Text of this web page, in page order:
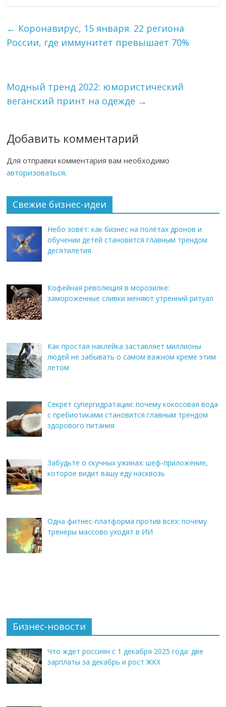
← Коронавирус, 15 января. 22 региона
России, где иммунитет превышает 70%
Модный тренд 2022: юмористический
веганский принт на одежде →
Добавить комментарий
Для отправки комментария вам необходимо
авторизоваться.
Свежие бизнес-идеи
Небо зовёт: как бизнес на полётах дронов и
обучении детей становится главным трендом
десятилетия
Кофейная революция в морозилке:
замороженные сливки меняют утренний ритуал
Как простая наклейка заставляет миллионы
людей не забывать о самом важном креме этим
летом
Секрет супергидратации: почему кокосовая вода
с пребиотиками становится главным трендом
здорового питания
Забудьте о скучных ужинах: шеф-приложение,
которое видит вашу еду насквозь
Одна фитнес-платформа против всех: почему
тренеры массово уходят в ИИ
Бизнес-новости
Что ждет россиян с 1 декабря 2025 года: две
зарплаты за декабрь и рост ЖКХ